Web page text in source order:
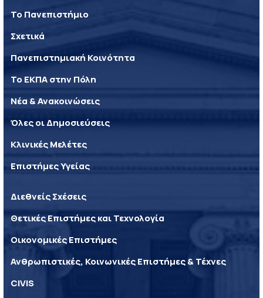
Το Πανεπιστήμιο
Σχετικά
Πανεπιστημιακή Κοινότητα
Το ΕΚΠΑ στην Πόλη
Νέα & Ανακοινώσεις
Όλες οι Δημοσιεύσεις
Κλινικές Μελέτες
Επιστήμες Υγείας
Διεθνείς Σχέσεις
Θετικές Επιστήμες και Τεχνολογία
Οικονομικές Επιστήμες
Ανθρωπιστικές, Κοινωνικές Επιστήμες & Τέχνες
CIVIS